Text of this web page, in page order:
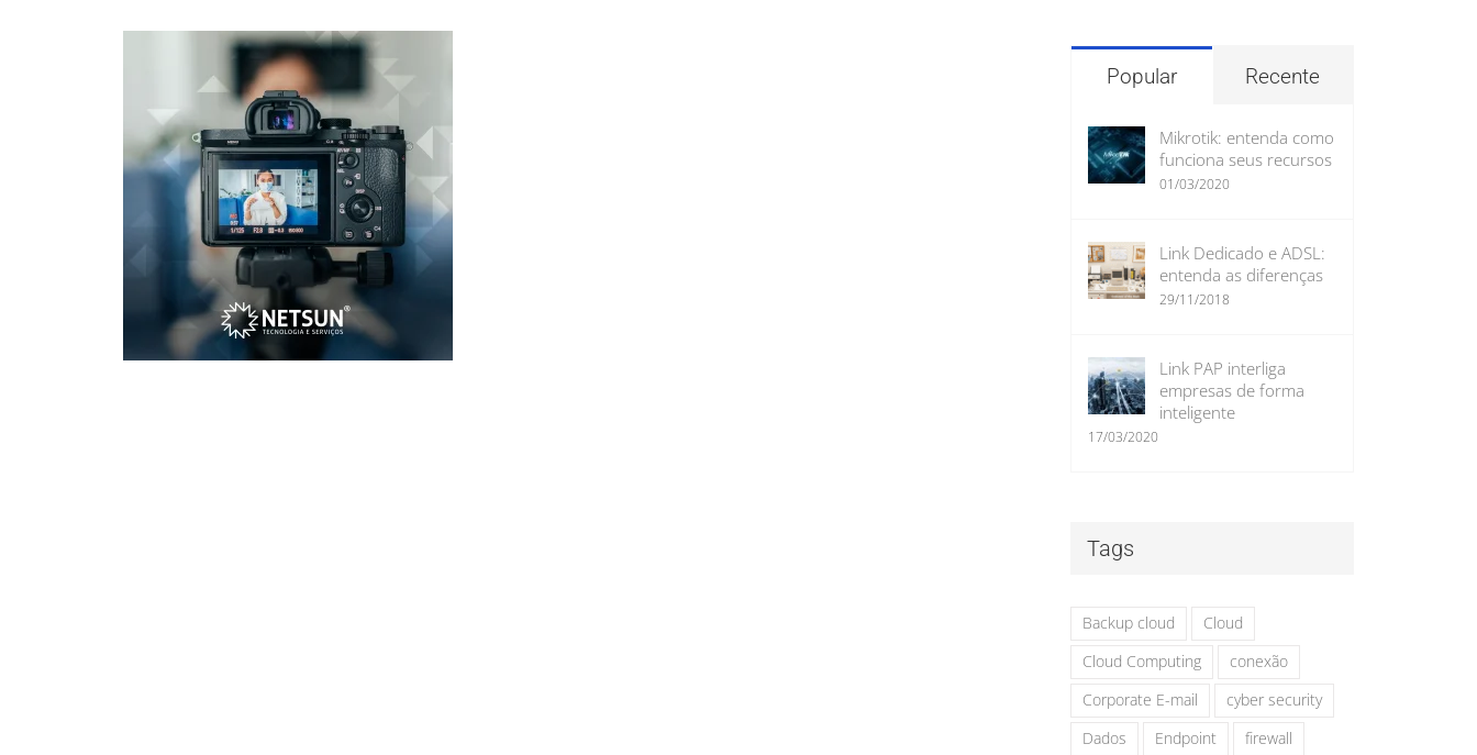
Popular Recente
Mikrotik: entenda como
funciona seus recursos
01/03/2020
Link Dedicado e ADSL:
entenda as diferenças
29/11/2018
Link PAP interliga
empresas de forma
inteligente
17/03/2020
Tags
Backup cloud
Cloud
Cloud Computing
conexão
Corporate E-mail
cyber security
Dados
Endpoint
firewall